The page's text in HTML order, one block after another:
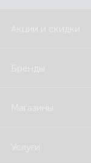
Акции и скидки
Бренды
Магазины
Услуги